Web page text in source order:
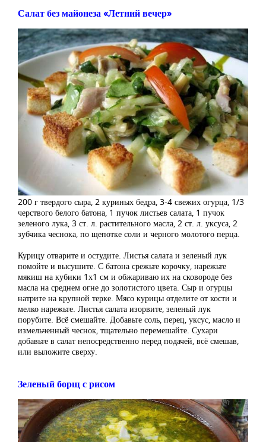
Салат без майонеза «Летний вечер»
200 г твердого сыра, 2 куриных бедра, 3-4 свежих огурца, 1/3
черствого белого батона, 1 пучок листьев салата, 1 пучок
зеленого лука, 3 ст. л. растительного масла, 2 ст. л. уксуса, 2
зубчика чеснока, по щепотке соли и черного молотого перца.
Курицу отварите и остудите. Листья салата и зеленый лук
помойте и высушите. С батона срежьте корочку, нарежьте
мякиш на кубики 1х1 см и обжариваю их на сковороде без
масла на среднем огне до золотистого цвета. Сыр и огурцы
натрите на крупной терке. Мясо курицы отделите от кости и
мелко нарежьте. Листья салата изорвите, зеленый лук
порубите. Всё смешайте. Добавьте соль, перец, уксус, масло и
измельченный чеснок, тщательно перемешайте. Сухари
добавьте в салат непосредственно перед подачей, всё смешав,
или выложите сверху.
Зеленый борщ с рисом